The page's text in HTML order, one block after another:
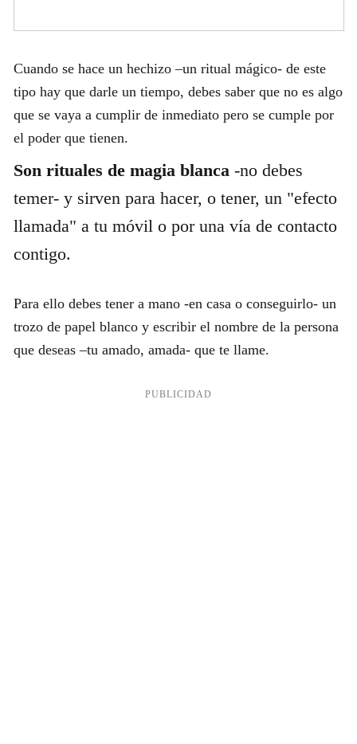
Cuando se hace un hechizo –un ritual mágico- de este
tipo hay que darle un tiempo, debes saber que no es algo
que se vaya a cumplir de inmediato pero se cumple por
el poder que tienen.
Son rituales de magia blanca-no debes
temer- y sirven para hacer, o tener, un "efecto
llamada" a tu móvil o por una vía de contacto
contigo.
Para ello debes tener a mano -en casa o conseguirlo- un
trozo de papel blanco y escribir el nombre de la persona
que deseas –tu amado, amada- que te llame.